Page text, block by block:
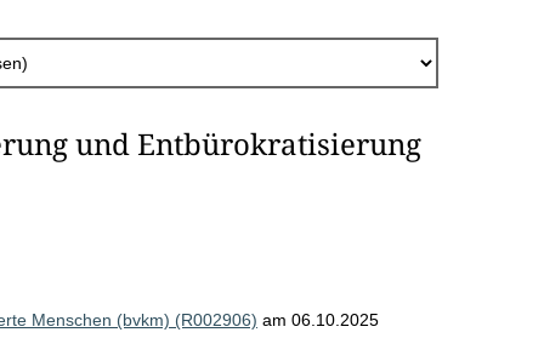
und Entbürokratisierung
Menschen (bvkm) (R002906) am 06.10.2025